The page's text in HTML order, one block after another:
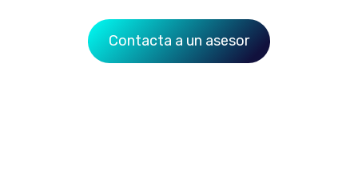
Contacta a un asesor